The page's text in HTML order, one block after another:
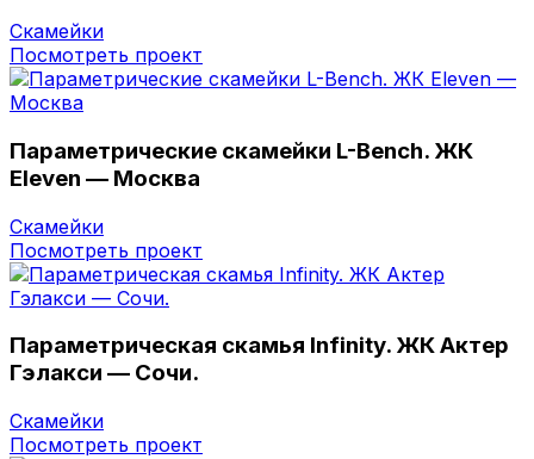
Скамейки
Посмотреть проект
Параметрические скамейки L-Bench. ЖК
Eleven — Москва
Скамейки
Посмотреть проект
Параметрическая скамья Infinity. ЖК Актер
Гэлакси — Сочи.
Скамейки
Посмотреть проект